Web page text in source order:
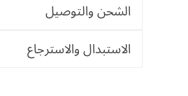
الشحن والتوصيل
الاستبدال والاسترجاع